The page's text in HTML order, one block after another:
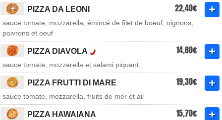
PIZZA DA LEONI 22,40€
sauce tomate, mozzarella, émincé de filet de boeuf, oignons,
poivrons et oeuf
PIZZA DIAVOLA 14,80€
sauce tomate, mozzarella et salami piquant
PIZZA FRUTTI DI MARE 19,30€
sauce tomate, mozzarella, fruits de mer et ail
PIZZA HAWAIANA 15,70€